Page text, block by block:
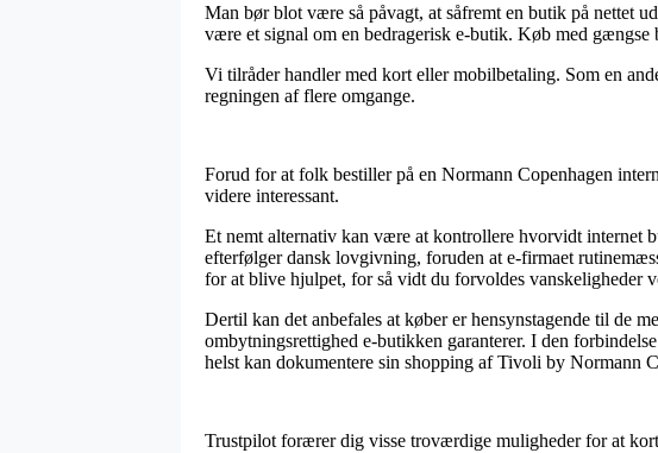
Man bør blot være så påvagt, at såfremt en butik på nettet
være et signal om en bedragerisk e-butik. Køb med
Vi tilråder handler med kort eller mobilbetaling. Som en
regningen af flere omgange.
Forud for at folk bestiller på en Normann Copenhagen
videre interessant.
Et nemt alternativ kan være at kontrollere hvorvidt internet
efterfølger dansk lovgivning, foruden at e-firmaet
for at blive hjulpet, for så vidt du forvoldes vanskeligheder
Dertil kan det anbefales at køber er hensynstagende til de
ombytningsrettighed e-butikken garanterer. I den
helst kan dokumentere sin shopping af Tivoli by Normann
Trustpilot forærer dig visse troværdige muligheder for at